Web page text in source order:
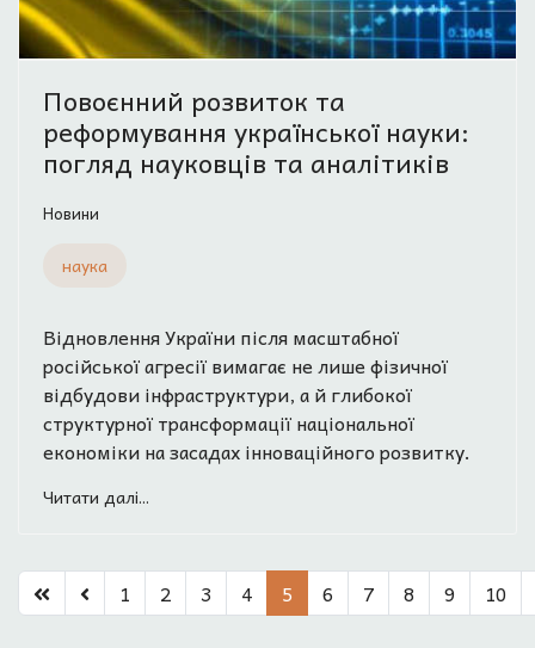
Повоєнний розвиток та
реформування української науки:
погляд науковців та аналітиків
Новини
наука
Відновлення України після масштабної
російської агресії вимагає не лише фізичної
відбудови інфраструктури, а й глибокої
структурної трансформації національної
економіки на засадах інноваційного розвитку.
Читати далі...
1 2 3 4 5 6 7 8 9 10